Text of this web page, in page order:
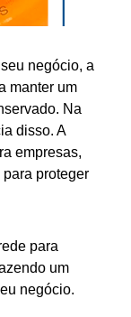
negócio, a
manter um
Na
disso. A
empresas,
para proteger
para
um
negócio.